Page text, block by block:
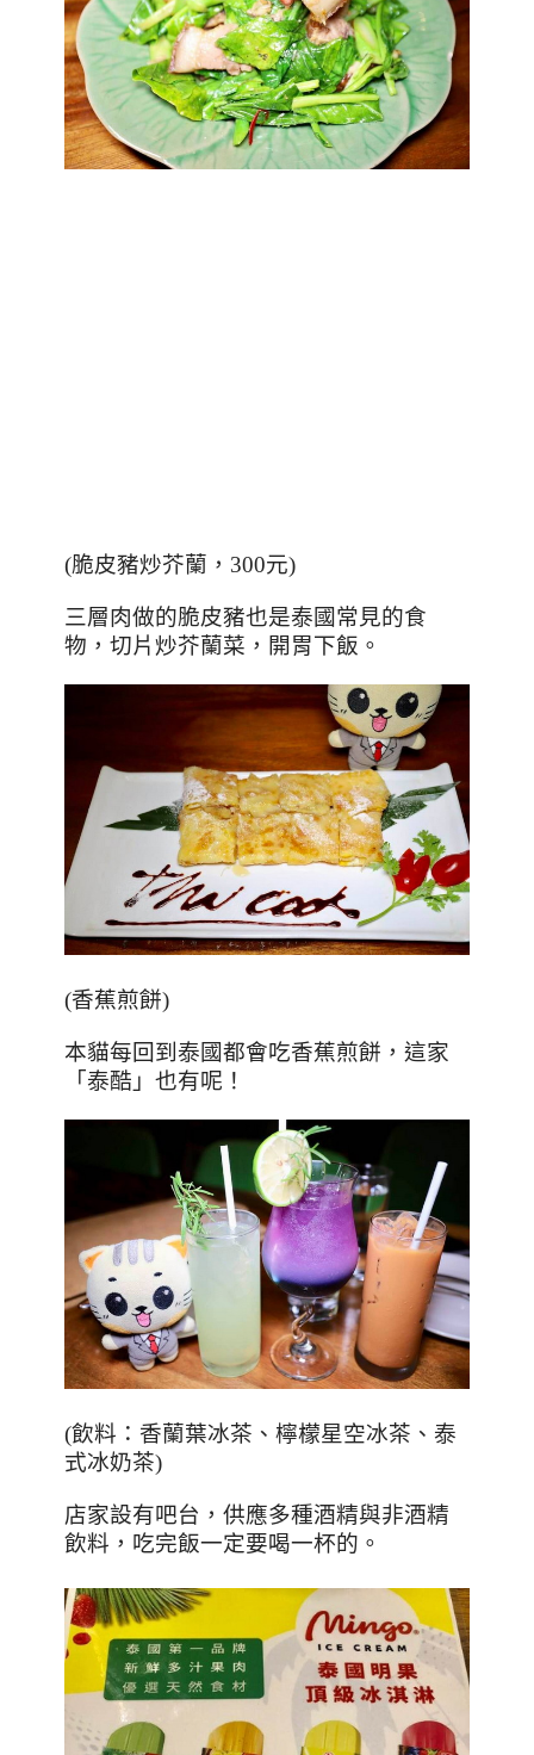
(脆皮豬炒芥蘭， 300元)
三層肉做的脆皮豬也是泰國常見的食
物，切片炒芥蘭菜，開胃下飯。
(香蕉煎餅)
本貓每回到泰國都會吃香蕉煎餅，這家
「泰酷」也有呢！
(飲料：香蘭葉冰茶、檸檬星空冰茶、泰
式冰奶茶)
店家設有吧台，供應多種酒精與非酒精
飲料，吃完飯一定要喝一杯的。